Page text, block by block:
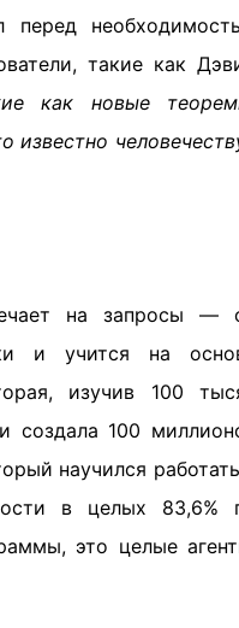
перед
такие как
как новые
известно
на запросы —
и учится на
изучив 100
создала 100
научился
в целых 83,6%
это целые